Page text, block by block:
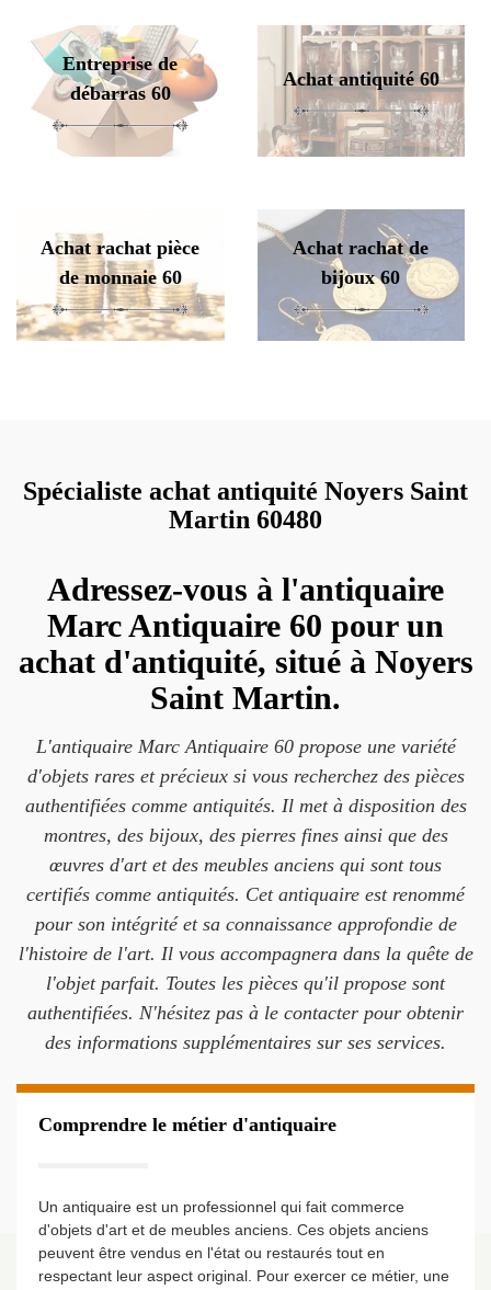
Entreprise de
débarras 60
Achat antiquité 60
Achat rachat pièce
de monnaie 60
Achat rachat de
bijoux 60
Spécialiste achat antiquité Noyers Saint
Martin 60480
Adressez-vous à l'antiquaire
Marc Antiquaire 60 pour un
achat d'antiquité, situé à Noyers
Saint Martin.
L'antiquaire Marc Antiquaire 60 propose une variété
d'objets rares et précieux si vous recherchez des pièces
authentifiées comme antiquités. Il met à disposition des
montres, des bijoux, des pierres fines ainsi que des
œuvres d'art et des meubles anciens qui sont tous
certifiés comme antiquités. Cet antiquaire est renommé
pour son intégrité et sa connaissance approfondie de
l'histoire de l'art. Il vous accompagnera dans la quête de
l'objet parfait. Toutes les pièces qu'il propose sont
authentifiées. N'hésitez pas à le contacter pour obtenir
des informations supplémentaires sur ses services.
Comprendre le métier d'antiquaire
Un antiquaire est un professionnel qui fait commerce
d'objets d'art et de meubles anciens. Ces objets anciens
peuvent être vendus en l'état ou restaurés tout en
respectant leur aspect original. Pour exercer ce métier, une